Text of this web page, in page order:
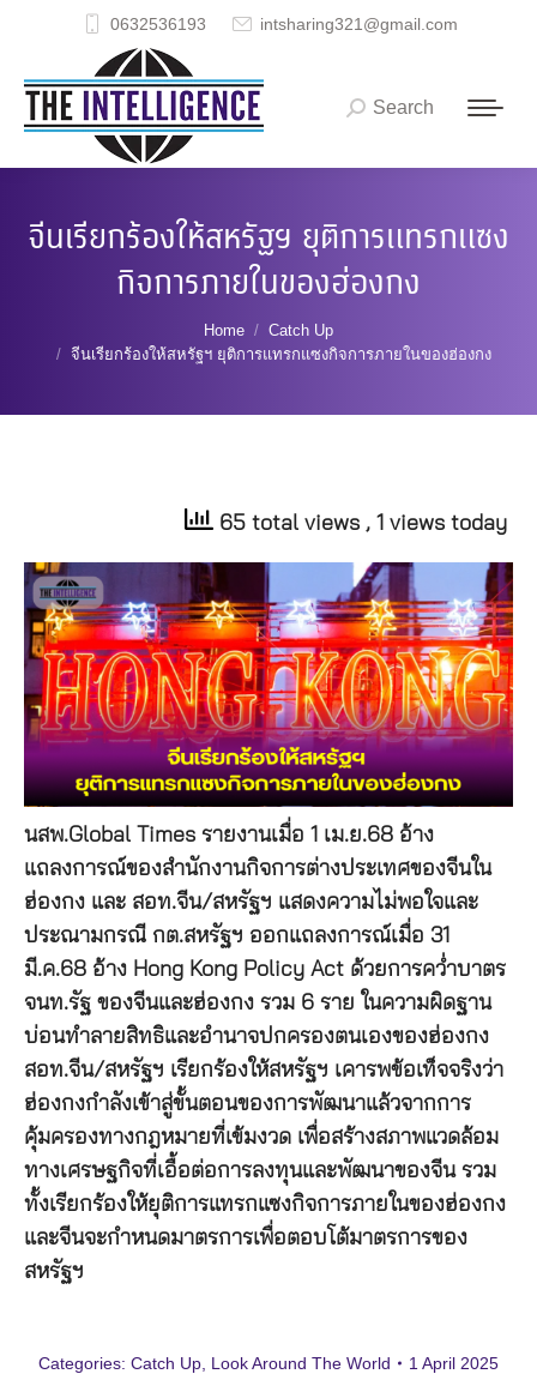
0632536193 intsharing321@gmail.com
Search:
Search
จีนเรียกร้องให้สหรัฐฯ ยุติการแทรกแซง
กิจการภายในของฮ่องกง
Home
Catch Up
จีนเรียกร้องให้สหรัฐฯ ยุติการแทรกแซงกิจการภายในของฮ่องกง
65 total views , 1 views today
นสพ.Global Times รายงานเมื่อ 1 เม.ย.68 อ้าง
แถลงการณ์ของสำนักงานกิจการต่างประเทศของจีนใน
ฮ่องกง และ สอท.จีน/สหรัฐฯ แสดงความไม่พอใจและ
ประณามกรณี กต.สหรัฐฯ ออกแถลงการณ์เมื่อ 31
มี.ค.68 อ้าง Hong Kong Policy Act ด้วยการคว่ำบาตร
จนท.รัฐ ของจีนและฮ่องกง รวม 6 ราย ในความผิดฐาน
บ่อนทำลายสิทธิและอำนาจปกครองตนเองของฮ่องกง
สอท.จีน/สหรัฐฯ เรียกร้องให้สหรัฐฯ เคารพข้อเท็จจริงว่า
ฮ่องกงกำลังเข้าสู่ขั้นตอนของการพัฒนาแล้วจากการ
คุ้มครองทางกฎหมายที่เข้มงวด เพื่อสร้างสภาพแวดล้อม
ทางเศรษฐกิจที่เอื้อต่อการลงทุนและพัฒนาของจีน รวม
ทั้งเรียกร้องให้ยุติการแทรกแซงกิจการภายในของฮ่องกง
และจีนจะกำหนดมาตรการเพื่อตอบโต้มาตรการของ
สหรัฐฯ
Categories: Catch Up Look Around The World 1 April 2025